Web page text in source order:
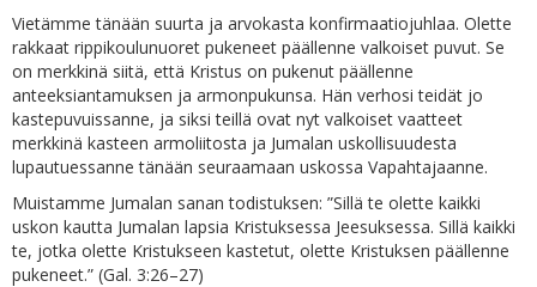
Vietämme tänään suurta ja arvokasta konfirmaatiojuhlaa. Olette
rakkaat rippikoulunuoret pukeneet päällenne valkoiset puvut. Se
on merkkinä siitä, että Kristus on pukenut päällenne
anteeksiantamuksen ja armonpukunsa. Hän verhosi teidät jo
kastepuvuissanne, ja siksi teillä ovat nyt valkoiset vaatteet
merkkinä kasteen armoliitosta ja Jumalan uskollisuudesta
lupautuessanne tänään seuraamaan uskossa Vapahtajaanne.
Muistamme Jumalan sanan todistuksen: ”Sillä te olette kaikki
uskon kautta Jumalan lapsia Kristuksessa Jeesuksessa. Sillä kaikki
te, jotka olette Kristukseen kastetut, olette Kristuksen päällenne
pukeneet.” (Gal. 3:26–27)